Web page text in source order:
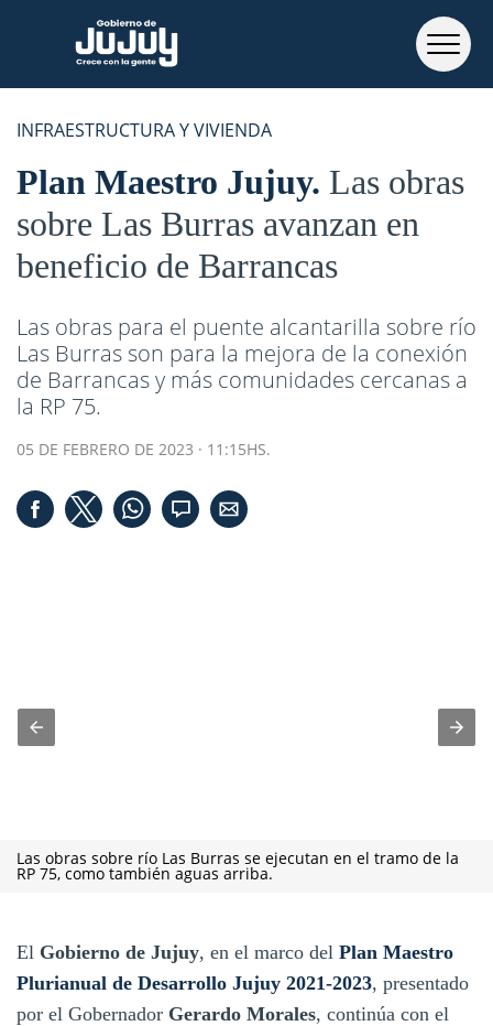
INFRAESTRUCTURA Y VIVIENDA
Plan Maestro Jujuy Las obras
sobre Las Burras avanzan en
beneficio de Barrancas
Las obras para el puente alcantarilla sobre río
Las Burras son para la mejora de la conexión
de Barrancas y más comunidades cercanas a
la RP 75.
05 DE FEBRERO DE 2023 · 11:15HS.
Las obras sobre río Las Burras se ejecutan en el tramo de la
RP 75, como también aguas arriba.
El Gobierno de Jujuy, en el marco del Plan Maestro
Plurianual de Desarrollo Jujuy 2021-2023, presentado
por el Gobernador Gerardo Morales, continúa con el